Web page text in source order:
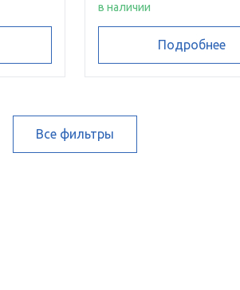
в наличии
Подробнее
Все фильтры